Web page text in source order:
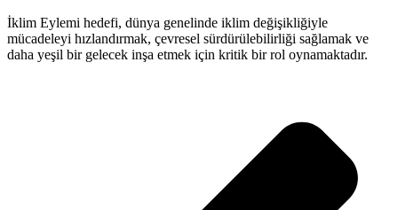
İklim Eylemi hedefi, dünya genelinde iklim değişikliğiyle
mücadeleyi hızlandırmak, çevresel sürdürülebilirliği sağlamak ve
daha yeşil bir gelecek inşa etmek için kritik bir rol oynamaktadır.